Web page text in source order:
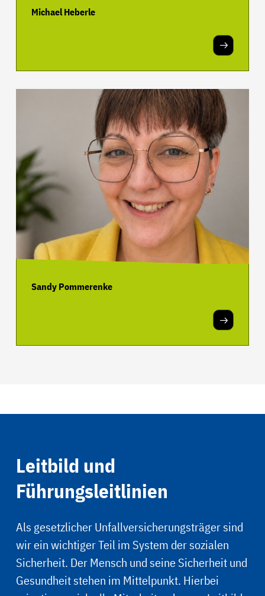
Michael Heberle
Sandy Pommerenke
Leitbild und
Führungsleitlinien
Als gesetzlicher Unfallversicherungsträger sind
wir ein wichtiger Teil im System der sozialen
Sicherheit. Der Mensch und seine Sicherheit und
Gesundheit stehen im Mittelpunkt. Hierbei